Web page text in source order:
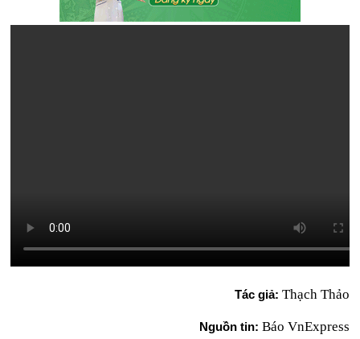
Tác giả: Thạch Thảo
Nguồn tin: Báo VnExpress